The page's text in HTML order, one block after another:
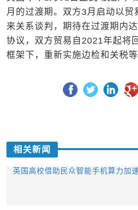
月的过渡期。双方3月启动以贸
来关系谈判，期待在过渡期内
协议，双方贸易自2021年起将
框架下，重新实施边检和关税等
相关新闻
英国高校借助民众智能手机算力加